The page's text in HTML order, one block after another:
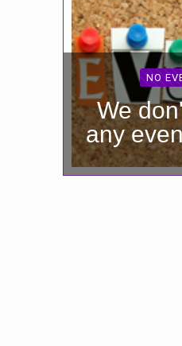
NO
We
any